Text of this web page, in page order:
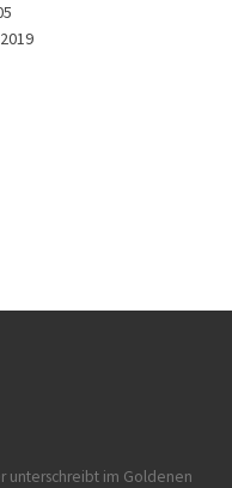
unterschreibt im Goldenen